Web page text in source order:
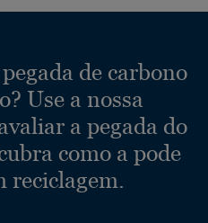
de carbono
Use a nossa
a pegada do
como a pode
reciclagem.